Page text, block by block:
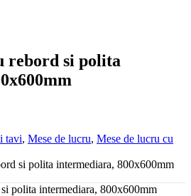
rebord si polita
tavi, Mese de lucru, Mese de lucru cu
si polita intermediara, 800x600mm